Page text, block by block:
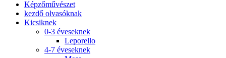
Képzőművészet
kezdő olvasóknak
Kicsiknek
0-3 éveseknek
Leporello
4-7 éveseknek